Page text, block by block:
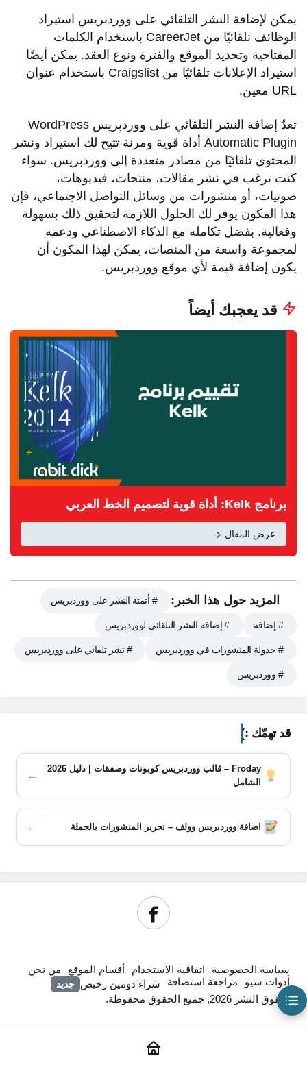
يمكن لإضافة النشر التلقائي على ووردبريس استيراد
الوظائف تلقائيًا من CareerJet باستخدام الكلمات
المفتاحية وتحديد الموقع والفترة ونوع العقد. يمكن أيضًا
استيراد الإعلانات تلقائيًا من Craigslist باستخدام عنوان
URL معين.
تعدّ إضافة النشر التلقائي على ووردبريس WordPress
Automatic Plugin أداة قوية ومرنة تتيح لك استيراد ونشر
المحتوى تلقائيًا من مصادر متعددة إلى ووردبريس. سواء
كنت ترغب في نشر مقالات، منتجات، فيديوهات،
صوتيات، أو منشورات من وسائل التواصل الاجتماعي، فإن
هذا المكون يوفر لك الحلول اللازمة لتحقيق ذلك بسهولة
وفعالية. بفضل تكامله مع الذكاء الاصطناعي ودعمه
لمجموعة واسعة من المنصات، يمكن لهذا المكون أن
يكون إضافة قيمة لأي موقع ووردبريس.
قد يعجبك أيضاً
برنامج Kelk: أداة قوية لتصميم الخط العربي
عرض المقال
المزيد حول هذا الخبر: # أتمتة النشر على ووردبريس
# إضافة # إضافة النشر التلقائي لووردبريس
# جدولة المنشورات في ووردبريس # نشر تلقائي على ووردبريس
# ووردبريس
قد تهمّك :)
Froday – قالب ووردبريس كوبونات وصفقات | دليل 2026
الشامل
←
اضافة ووردبريس وولف – تحرير المنشورات بالجملة ←
سياسة الخصوصية اتفاقية الاستخدام أقسام الموقع
من نحن
أدوات سيو
مراجعة استضافة شراء دومين رخيص جديد
© حقوق النشر 2026, جميع الحقوق محفوظة.
محتويات المقال
مميزات إضافة النشر التلقائي على ووردبريس
ايجاابيات وسلبيات إضافة النشر التلقائي على ووردبريس
النشر التلقائي للمقالات باستخدام الذكاء الاصطناعي
النشر التلقائي من خلاصات RSS
النشر التلقائي للمنتجات الرقمية
النشر التلقائي من وسائل التواصل الاجتماعي
النشر التلقائي من منصات الوظائف والإعلانات المبوبة